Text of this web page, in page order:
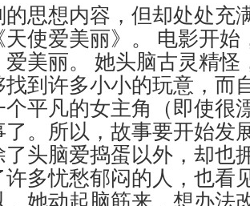
思想内容，但却处处充
使爱美丽》。 电影开
美丽。 她头脑古灵精
到许多小小的玩意，而
平凡的女主角（即使很
。所以，故事要开始发
头脑爱捣蛋以外，却也
多忧愁郁闷的人，也看
她动起脑筋来，想办法